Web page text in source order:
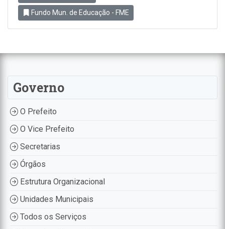
Fundo Mun. de Educação - FME
Governo
O Prefeito
O Vice Prefeito
Secretarias
Órgãos
Estrutura Organizacional
Unidades Municipais
Todos os Serviços